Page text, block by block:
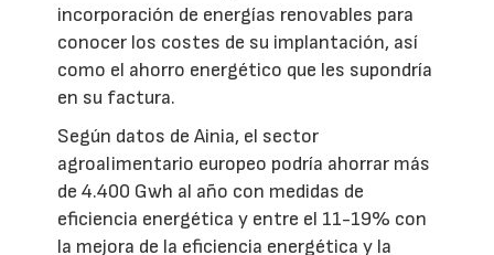
incorporación de energías renovables para
conocer los costes de su implantación, así
como el ahorro energético que les supondría
en su factura.
Según datos de Ainia, el sector
agroalimentario europeo podría ahorrar más
de 4.400 Gwh al año con medidas de
eficiencia energética y entre el 11-19% con
la mejora de la eficiencia energética y la